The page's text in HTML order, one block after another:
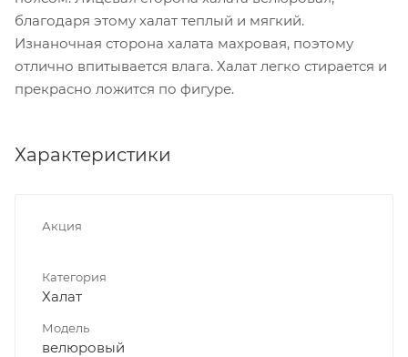
благодаря этому халат теплый и мягкий.
Изнаночная сторона халата махровая, поэтому
отлично впитывается влага. Халат легко стирается и
прекрасно ложится по фигуре.
Характеристики
Акция
Категория
Халат
Модель
велюровый